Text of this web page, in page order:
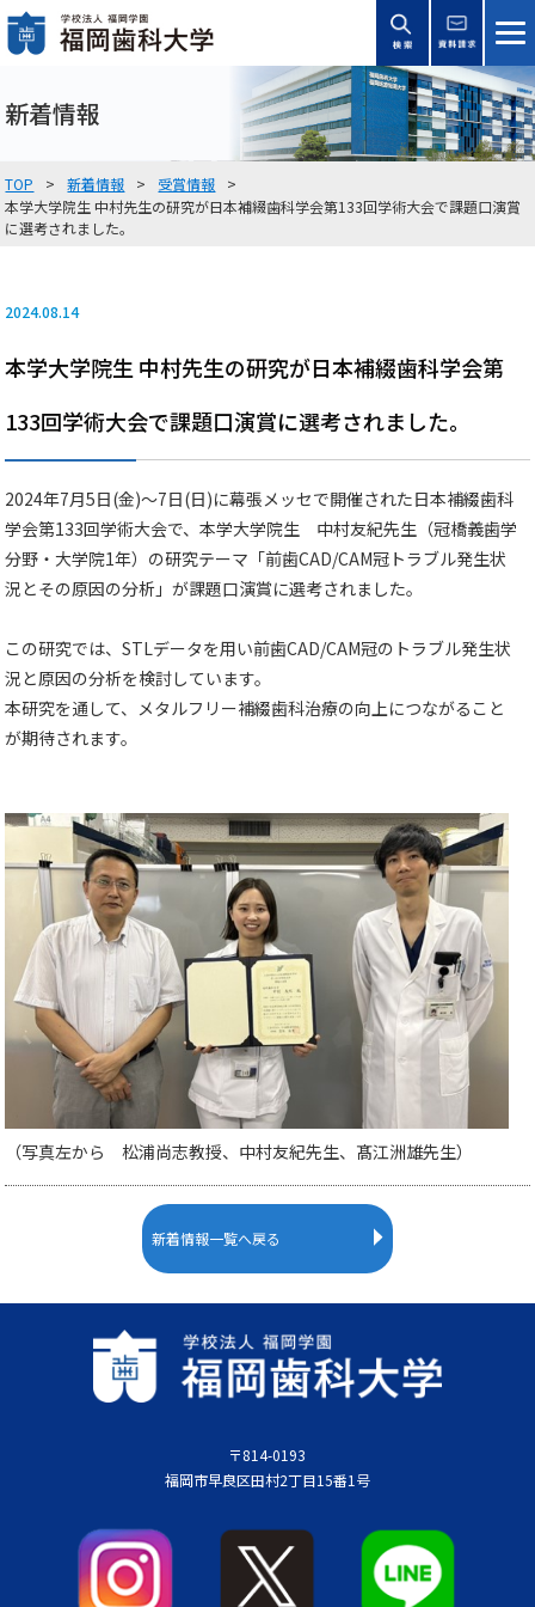
新着情報
TOP 新着情報
受賞情報
本学大学院生 中村先生の研究が日本補綴歯科学会第133回学術大会で課題口演賞
に選考されました。
2024.08.14
本学大学院生 中村先生の研究が日本補綴歯科学会第
133回学術大会で課題口演賞に選考されました。
2024年7月5日(金)～7日(日)に幕張メッセで開催された日本補綴歯科
学会第133回学術大会で、本学大学院生 中村友紀先生（冠橋義歯学
分野・大学院1年）の研究テーマ「前歯CAD/CAM冠トラブル発生状
況とその原因の分析」が課題口演賞に選考されました。
この研究では、STLデータを用い前歯CAD/CAM冠のトラブル発生状
況と原因の分析を検討しています。
本研究を通して、メタルフリー補綴歯科治療の向上につながること
が期待されます。
（写真左から 松浦尚志教授、中村友紀先生、髙江洲雄先生）
新着情報一覧へ戻る
〒814-0193
福岡市早良区田村2丁目15番1号